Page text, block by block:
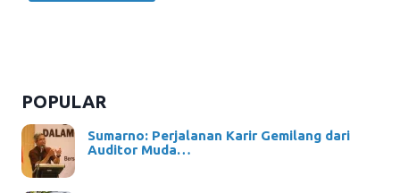
POPULAR
Sumarno: Perjalanan Karir Gemilang dari
Auditor Muda…